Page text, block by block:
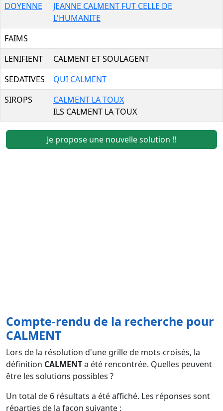
DOYENNE
JEANNE CALMENT FUT CELLE DE
L'HUMANITE
FAIMS
LENIFIENT
CALMENT ET SOULAGENT
SEDATIVES
QUI CALMENT
SIROPS
CALMENT LA TOUX
ILS CALMENT LA TOUX
Je propose une nouvelle solution !!
Compte-rendu de la recherche pour
CALMENT
Lors de la résolution d'une grille de mots-croisés, la
définition CALMENTa été rencontrée. Quelles peuvent
être les solutions possibles ?
Un total de 6 résultats a été affiché. Les réponses sont
réparties de la façon suivante :